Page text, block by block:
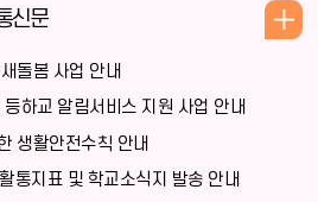
돌봄 사업 안내
하교 알림서비스 지원 사업 안내
생활안전수칙 안내
통지표 및 학교소식지 발송 안내
더
신문